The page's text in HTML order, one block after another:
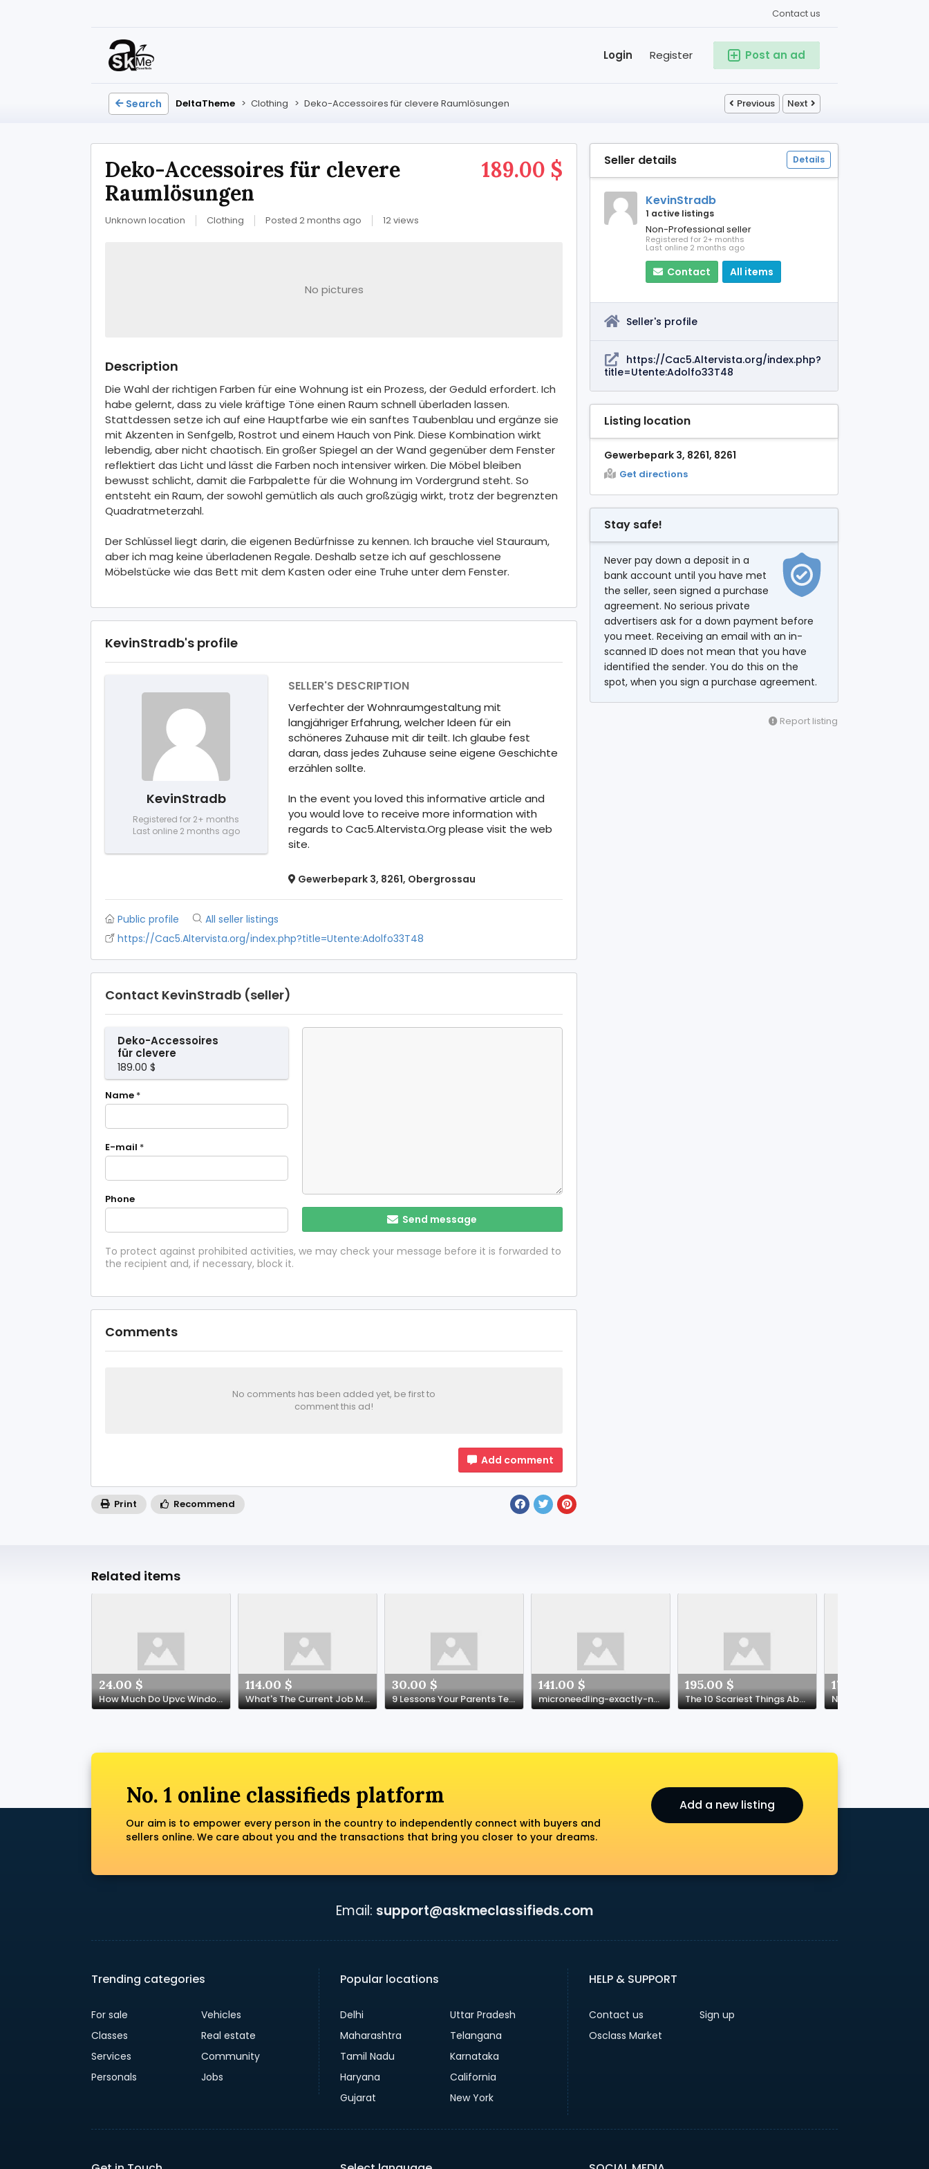
Contact us
Post an ad
Register
Login
Search DeltaTheme > Clothing > Deko-Accessoires für clevere Raumlösungen Previous Next
189.00 $
Deko-Accessoires für clevere
Raumlösungen
Unknown location Clothing Posted 2 months ago 12 views
No pictures
Description
Die Wahl der richtigen Farben für eine Wohnung ist ein Prozess, der Geduld erfordert. Ich
habe gelernt, dass zu viele kräftige Töne einen Raum schnell überladen lassen.
Stattdessen setze ich auf eine Hauptfarbe wie ein sanftes Taubenblau und ergänze sie
mit Akzenten in Senfgelb, Rostrot und einem Hauch von Pink. Diese Kombination wirkt
lebendig, aber nicht chaotisch. Ein großer Spiegel an der Wand gegenüber dem Fenster
reflektiert das Licht und lässt die Farben noch intensiver wirken. Die Möbel bleiben
bewusst schlicht, damit die Farbpalette für die Wohnung im Vordergrund steht. So
entsteht ein Raum, der sowohl gemütlich als auch großzügig wirkt, trotz der begrenzten
Quadratmeterzahl.
Der Schlüssel liegt darin, die eigenen Bedürfnisse zu kennen. Ich brauche viel Stauraum,
aber ich mag keine überladenen Regale. Deshalb setze ich auf geschlossene
Möbelstücke wie das Bett mit dem Kasten oder eine Truhe unter dem Fenster.
KevinStradb's profile
KevinStradb
Registered for 2+ months
Last online 2 months ago
SELLER'S DESCRIPTION
Verfechter der Wohnraumgestaltung mit
langjähriger Erfahrung, welcher Ideen für ein
schöneres Zuhause mit dir teilt. Ich glaube fest
daran, dass jedes Zuhause seine eigene Geschichte
erzählen sollte.
In the event you loved this informative article and
you would love to receive more information with
regards to Cac5.Altervista.Org please visit the web
site.
Gewerbepark 3, 8261, Obergrossau
Public profile
All seller listings
https://Cac5.Altervista.org/index.php?title=Utente:Adolfo33T48
Contact KevinStradb (seller)
Deko-Accessoires
für clevere
Raumlösungen
189.00 $
Name *
E-mail *
Phone
Send message
To protect against prohibited activities, we may check your message before it is forwarded to
the recipient and, if necessary, block it.
Comments
No comments has been added yet, be first to
comment this ad!
Add comment
Print Recommend
Seller details Details
KevinStradb
1 active listings
Non-Professional seller
Registered for 2+ months
Last online 2 months ago
Contact All items
Seller's profile
https://Cac5.Altervista.org/index.php?
title=Utente:Adolfo33T48
Listing location
Gewerbepark 3, 8261, 8261
Get directions
Stay safe!
Never pay down a deposit in a
bank account until you have met
the seller, seen signed a purchase
agreement. No serious private
advertisers ask for a down payment before
you meet. Receiving an email with an in-
scanned ID does not mean that you have
identified the sender. You do this on the
spot, when you sign a purchase agreement.
Report listing
Related items
24.00 $
How Much Do Upvc Windows Doors Experts Earn?
114.00 $
What's The Current Job Market For Skilled Accident Attorney Professionals Like?
30.00 $
9 Lessons Your Parents Teach You About Best Power Tools Deals
141.00 $
microneedling-exactly-need-know
195.00 $
The 10 Scariest Things About Exterior Doors And Windows
177.00 $
No. 1 online classifieds platform
Our aim is to empower every person in the country to independently connect with buyers and
sellers online. We care about you and the transactions that bring you closer to your dreams.
Add a new listing
Email: support@askmeclassifieds.com
Trending categories
For sale
Vehicles
Classes
Real estate
Services
Community
Personals
Jobs
Popular locations
Delhi
Uttar Pradesh
Maharashtra
Telangana
Tamil Nadu
Karnataka
Haryana
California
Gujarat
New York
HELP & SUPPORT
Contact us
Sign up
Osclass Market